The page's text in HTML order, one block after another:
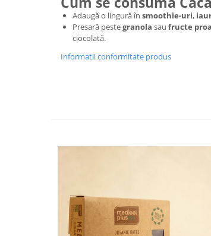
Adaugă o lingură în smoothie-uri,
Presară pestegranola sau fructe
ciocolată.
Informatii conformitate produs